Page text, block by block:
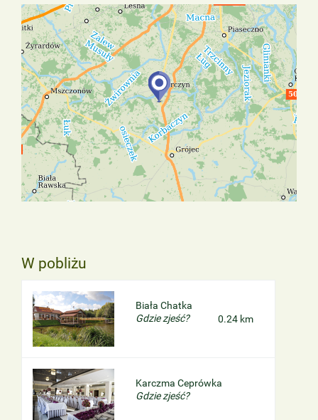
W pobliżu
Biała Chatka
Gdzie zjeść?
0.24 km
Karczma Ceprówka
Gdzie zjeść?